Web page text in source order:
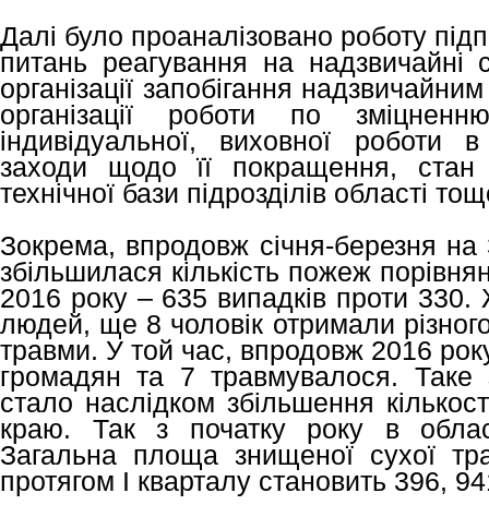
Далі було проаналізовано роботу
питань реагування на надзвичайні
організації запобігання
організації роботи по
індивідуальної, виховної роботи
заходи щодо її покращення, стан
технічної бази підрозділів області
Зокрема, впродовж січня-березня на
збільшилася кількість пожеж
2016 року – 635 випадків проти
людей, ще 8 чоловік отримали
травми. У той час, впродовж 2016
громадян та 7 травмувалося. Таке
стало наслідком збільшення
краю. Так з початку року в
Загальна площа знищеної сухої
протягом І кварталу становить 396,